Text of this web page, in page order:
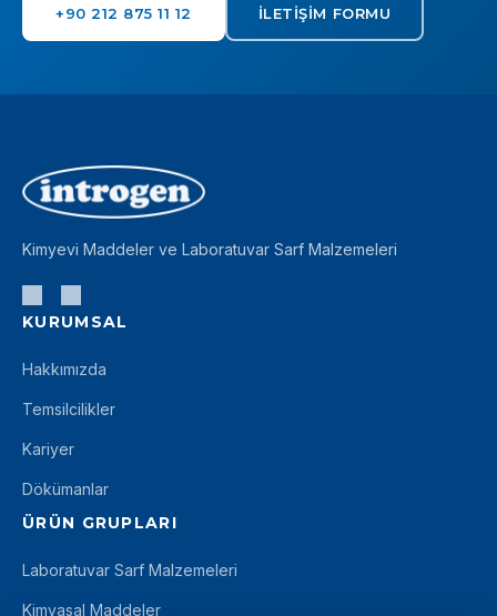
+90 212 875 11 12 İLETIŞIM FORMU
Kimyevi Maddeler ve Laboratuvar Sarf Malzemeleri
KURUMSAL
Hakkımızda
Temsilcilikler
Kariyer
Dökümanlar
ÜRÜN GRUPLARI
Laboratuvar Sarf Malzemeleri
Kimyasal Maddeler